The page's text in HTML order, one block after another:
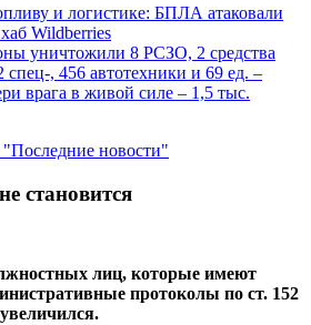
и логистике: БПЛА атаковали
Wildberries
уничтожили 8 РСЗО, 2 средства
, 456 автотехники и 69 ед. –
врага в живой силе – 1,5 тыс.
новости"
становится
лиц, которые имеют
протоколы по ст. 152